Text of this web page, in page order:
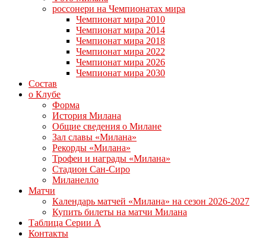
россонери на Чемпионатах мира
Чемпионат мира 2010
Чемпионат мира 2014
Чемпионат мира 2018
Чемпионат мира 2022
Чемпионат мира 2026
Чемпионат мира 2030
Состав
о Клубе
Форма
История Милана
Общие сведения о Милане
Зал славы «Милана»
Рекорды «Милана»
Трофеи и награды «Милана»
Стадион Сан-Сиро
Миланелло
Матчи
Календарь матчей «Милана» на сезон 2026-2027
Купить билеты на матчи Милана
Таблица Серии А
Контакты